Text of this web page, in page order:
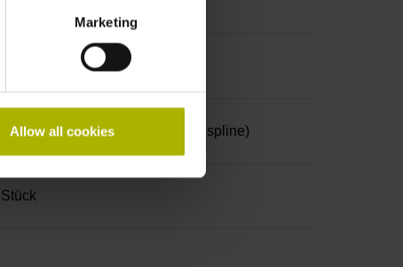
Marketing
Allow all cookies
Winkelschraubendreher (Four-spline)